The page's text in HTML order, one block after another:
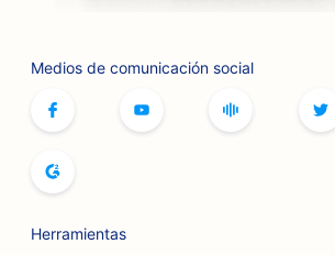
SEO para servicios de botox y rellenos
SEO para boleras
Medios de comunicación social
Herramientas